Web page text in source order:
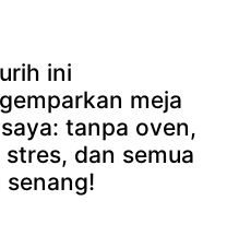
ini
meja
tanpa oven,
dan semua
senang!